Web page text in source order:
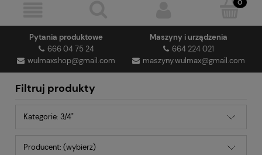
Pytania produktowe
666 04 75 24
wulmaxshop@gmail.com
Maszyny i urządzenia
664 224 021
maszyny.wulmax@gmail.com
Filtruj produkty
Kategorie: 3/4"
Producent: (wybierz)